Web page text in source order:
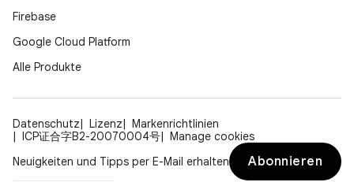
Firebase
Google Cloud Platform
Alle Produkte
Datenschutz Lizenz
Markenrichtlinien
ICP证合字B2-20070004号
Manage cookies
Neuigkeiten und Tipps per E-Mail erhalten
Abonnieren